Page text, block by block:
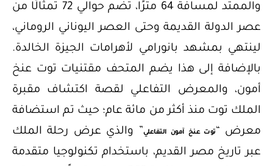
والممتد لمسافة 64 مترًا، تضم حوالي 72 تمثالًا من
عصر الدولة القديمة وحتى العصر اليوناني الروماني،
لينتهي بمشهد بانورامي لأهرامات الجيزة الخالدة.
بالإضافة إلى هذا يضم المتحف مقتنيات توت عنخ
أمون، والمعرض التفاعلي لقصة اكتشاف مقبرة
الملك توت منذ أكثر من مائة عام؛ حيث تم استضافة
معرض “
توت عنخ آمون التفاعلي” والذي عرض رحلة الملك
عبر تاريخ مصر القديم، باستخدام تكنولوجيا متقدمة